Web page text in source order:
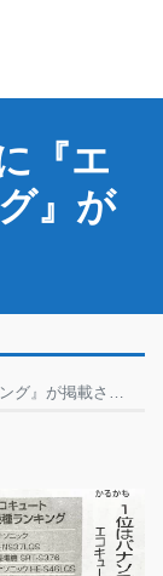
『エ
』が
掲載されました